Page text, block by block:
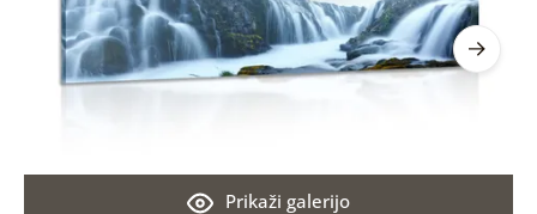
Prikaži galerijo